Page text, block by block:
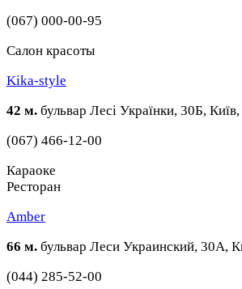
(067) 000-00-95
Cалон красоты
Kika-style
42 м. бульвар Лесі Українки, 30Б,
(067) 466-12-00
Караоке
Ресторан
Amber
66 м. бульвар Леси Украинский, 30А,
(044) 285-52-00